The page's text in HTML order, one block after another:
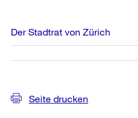
Weitere
Informationen
Der Stadtrat von Zürich
Seite drucken